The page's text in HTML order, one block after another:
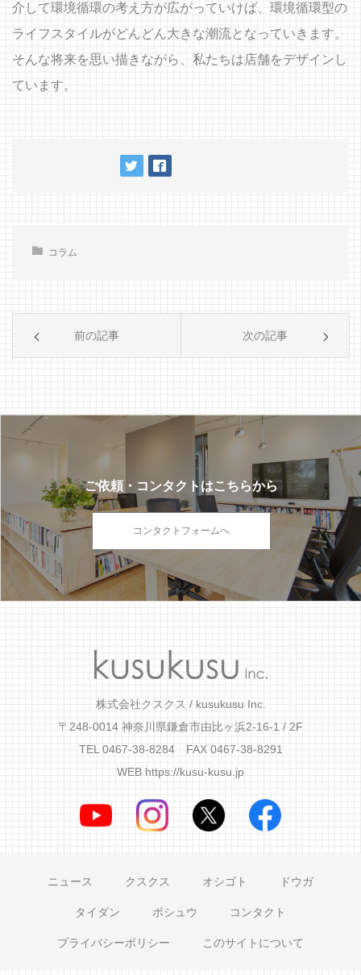
介して環境循環の考え方が広がっていけば、環境循環型の
ライフスタイルがどんどん大きな潮流となっていきます。
そんな将来を思い描きながら、私たちは店舗をデザインし
ています。
コラム
前の記事 次の記事
ご依頼・コンタクトはこちらから
コンタクトフォームへ
株式会社クスクス / kusukusu Inc.
〒248-0014 神奈川県鎌倉市由比ヶ浜2-16-1 / 2F
TEL 0467-38-8284 FAX 0467-38-8291
WEB https://kusu-kusu.jp
ニュース クスクス オシゴト ドウガ
タイダン ボシュウ コンタクト
プライバシーポリシー このサイトについて